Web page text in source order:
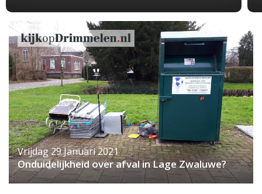
Vrijdag 29 Januari 2021
Onduidelijkheid over afval in Lage Zwaluwe?